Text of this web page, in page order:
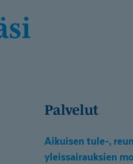
Palvelut
Aikuisen tule-,
yleissairauksien